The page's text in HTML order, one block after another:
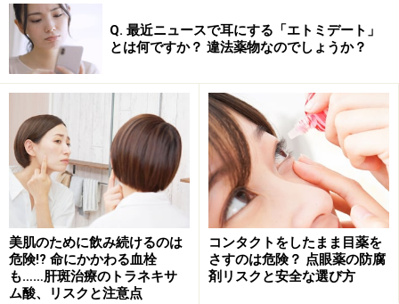
Q. 最近ニュースで耳にする「エトミデート」
とは何ですか？ 違法薬物なのでしょうか？
美肌のために飲み続けるのは
危険!? 命にかかわる血栓
も……肝斑治療のトラネキサ
ム酸、リスクと注意点
コンタクトをしたまま目薬を
さすのは危険？ 点眼薬の防腐
剤リスクと安全な選び方